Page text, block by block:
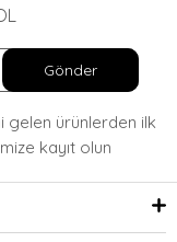
Gönder
gelen ürünlerden ilk
kayıt olun